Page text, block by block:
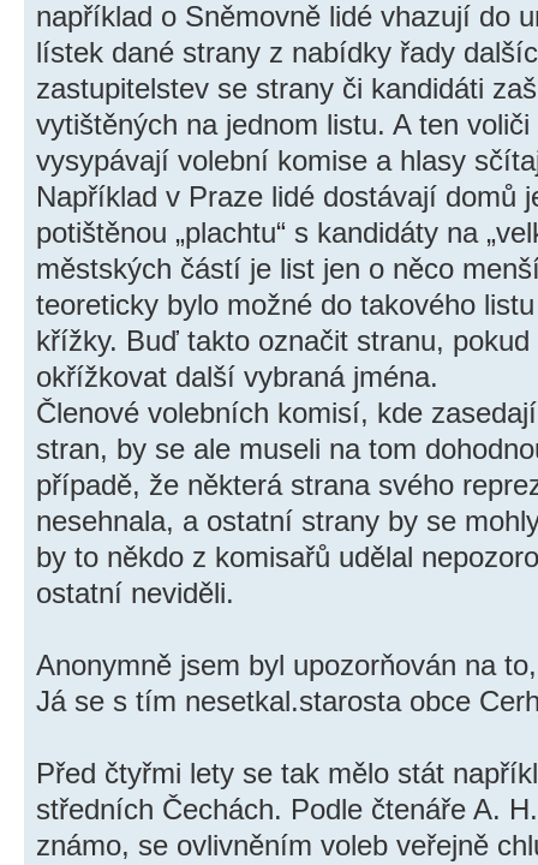
například o Sněmovně lidé vhazují do
lístek dané strany z nabídky řady
zastupitelstev se strany či kandidáti
vytištěných na jednom listu. A ten
vysypávají volební komise a hlasy
Například v Praze lidé dostávají domů
potištěnou „plachtu“ s kandidáty na
městských částí je list jen o něco
teoreticky bylo možné do takového
křížky. Buď takto označit stranu,
okřížkovat další vybraná jména.
Členové volebních komisí, kde
stran, by se ale museli na tom
případě, že některá strana svého
nesehnala, a ostatní strany by se
by to někdo z komisařů udělal
ostatní neviděli.
Anonymně jsem byl upozorňován na
Já se s tím nesetkal.starosta obce
Před čtyřmi lety se tak mělo stát
středních Čechách. Podle čtenáře A.
známo, se ovlivněním voleb veřejně